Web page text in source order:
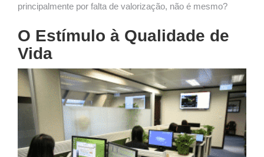
principalmente por falta de valorização, não é mesmo?
O Estímulo à Qualidade de
Vida